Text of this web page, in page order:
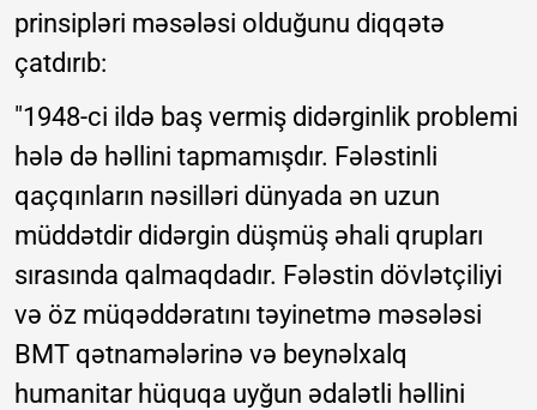
prinsipləri məsələsi olduğunu diqqətə
çatdırıb:
"1948-ci ildə baş vermiş didərginlik problemi
hələ də həllini tapmamışdır. Fələstinli
qaçqınların nəsilləri dünyada ən uzun
müddətdir didərgin düşmüş əhali qrupları
sırasında qalmaqdadır. Fələstin dövlətçiliyi
və öz müqəddəratını təyinetmə məsələsi
BMT qətnamələrinə və beynəlxalq
humanitar hüquqa uyğun ədalətli həllini